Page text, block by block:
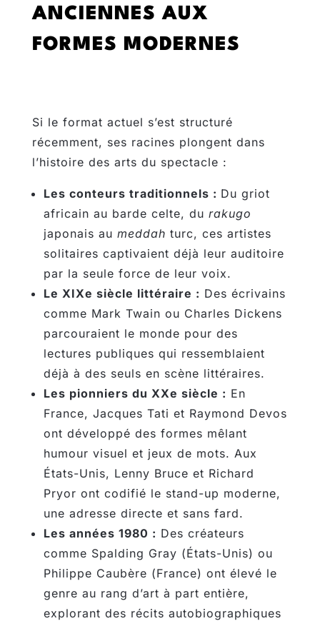
ANCIENNES AUX
FORMES MODERNES
Si le format actuel s’est structuré
récemment, ses racines plongent dans
l’histoire des arts du spectacle :
Les conteurs traditionnels : Du griot
africain au barde celte, du rakugo
japonais au meddah turc, ces artistes
solitaires captivaient déjà leur auditoire
par la seule force de leur voix.
Le XIXe siècle littéraire : Des écrivains
comme Mark Twain ou Charles Dickens
parcouraient le monde pour des
lectures publiques qui ressemblaient
déjà à des seuls en scène littéraires.
Les pionniers du XXe siècle : En
France, Jacques Tati et Raymond Devos
ont développé des formes mêlant
humour visuel et jeux de mots. Aux
États-Unis, Lenny Bruce et Richard
Pryor ont codifié le stand-up moderne,
une adresse directe et sans fard.
Les années 1980 : Des créateurs
comme Spalding Gray (États-Unis) ou
Philippe Caubère (France) ont élevé le
genre au rang d’art à part entière,
explorant des récits autobiographiques